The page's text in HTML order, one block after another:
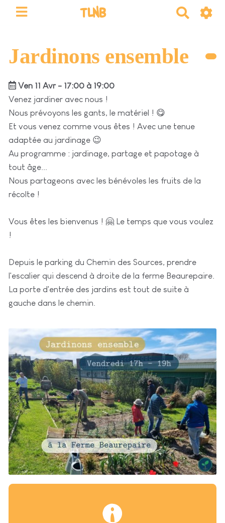
TLNB
r
Jardinons ensemble
Ven 11 Avr - 17:00 à 19:00
Venez jardiner avec nous !
Nous prévoyons les gants, le matériel ! 😋
Et vous venez comme vous êtes ! Avec une tenue
adaptée au jardinage 😉
Au programme : jardinage, partage et papotage à
tout âge...
Nous partageons avec les bénévoles les fruits de la
récolte !
Vous êtes les bienvenus ! 🤗 Le temps que vous voulez
!
Depuis le parking du Chemin des Sources, prendre
l'escalier qui descend à droite de la ferme Beaurepaire.
La porte d'entrée des jardins est tout de suite à
gauche dans le chemin.